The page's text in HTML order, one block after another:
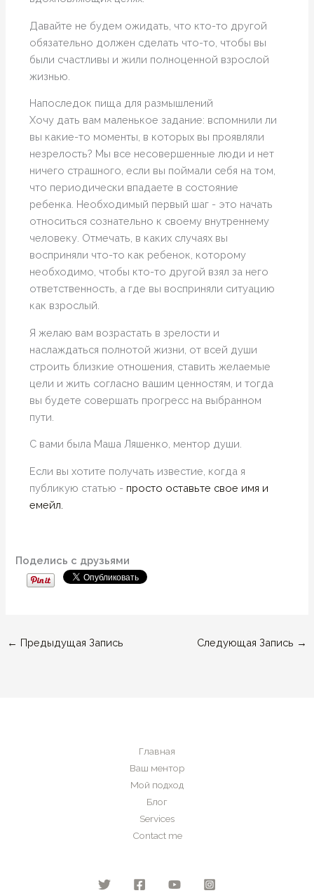
Давайте не будем ожидать, что кто-то другой
обязательно должен сделать что-то, чтобы вы
были счастливы и жили полноценной взрослой
жизнью.
Напоследок пища для размышлений
Хочу дать вам маленькое задание: вспомнили ли
вы какие-то моменты, в которых вы проявляли
незрелость? Мы все несовершенные люди и нет
ничего страшного, если вы поймали себя на том,
что периодически впадаете в состояние
ребенка. Необходимый первый шаг - это начать
относиться сознательно к своему внутреннему
человеку. Отмечать, в каких случаях вы
восприняли что-то как ребенок, которому
необходимо, чтобы кто-то другой взял за него
ответственность, а где вы восприняли ситуацию
как взрослый.
Я желаю вам возрастать в зрелости и
наслаждаться полнотой жизни, от всей души
строить близкие отношения, ставить желаемые
цели и жить согласно вашим ценностям, и тогда
вы будете совершать прогресс на выбранном
пути.
С вами была Маша Ляшенко, ментор души.
Если вы хотите получать известие, когда я
публикую статью - просто оставьте свое имя и
емейл.
Поделись с друзьями
← Предыдущая Запись Следующая Запись →
Главная
Ваш ментор
Мой подход
Блог
Services
Contact me